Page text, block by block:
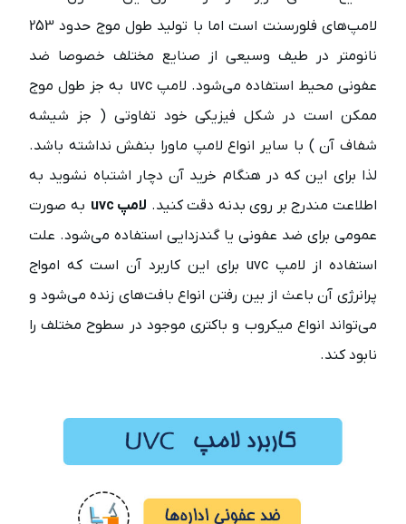
لامپ‌های فلورسنت است اما با تولید طول موج حدود 253
نانومتر در طیف وسیعی از صنایع مختلف خصوصا ضد
عفونی محیط استفاده می‌شود. لامپ uvc به جز طول موج
ممکن است در شکل فیزیکی خود تفاوتی (‌ جز شیشه
شفاف آن ) با سایر انواع لامپ ماورا بنفش نداشته باشد.
لذا برای این که در هنگام خرید آن دچار اشتباه نشوید به
اطلاعت مندرج بر روی بدنه دقت کنید. لامپ uvc
به صورت
عمومی ‌برای ضد عفونی یا گندزدایی استفاده می‌شود. علت
استفاده از لامپ uvc برای این کاربرد آن است که امواج
پرانرژی آن باعث از بین رفتن انواع بافت‌های زنده می‌شود و
می‌تواند انواع میکروب و باکتری موجود در سطوح مختلف را
نابود کند.